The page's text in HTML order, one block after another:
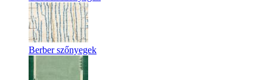
Berber szőnyegek